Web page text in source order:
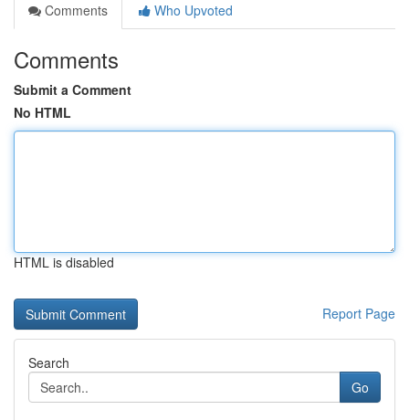
Comments
Who Upvoted
Comments
Submit a Comment
No HTML
HTML is disabled
Report Page
Search
Go